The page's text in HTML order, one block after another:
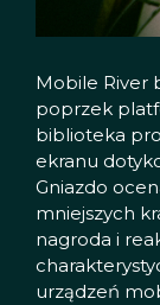
Mobile River
poprzek
biblioteka
ekranu
Gniazdo
mniejszych
nagroda i
urządzeń